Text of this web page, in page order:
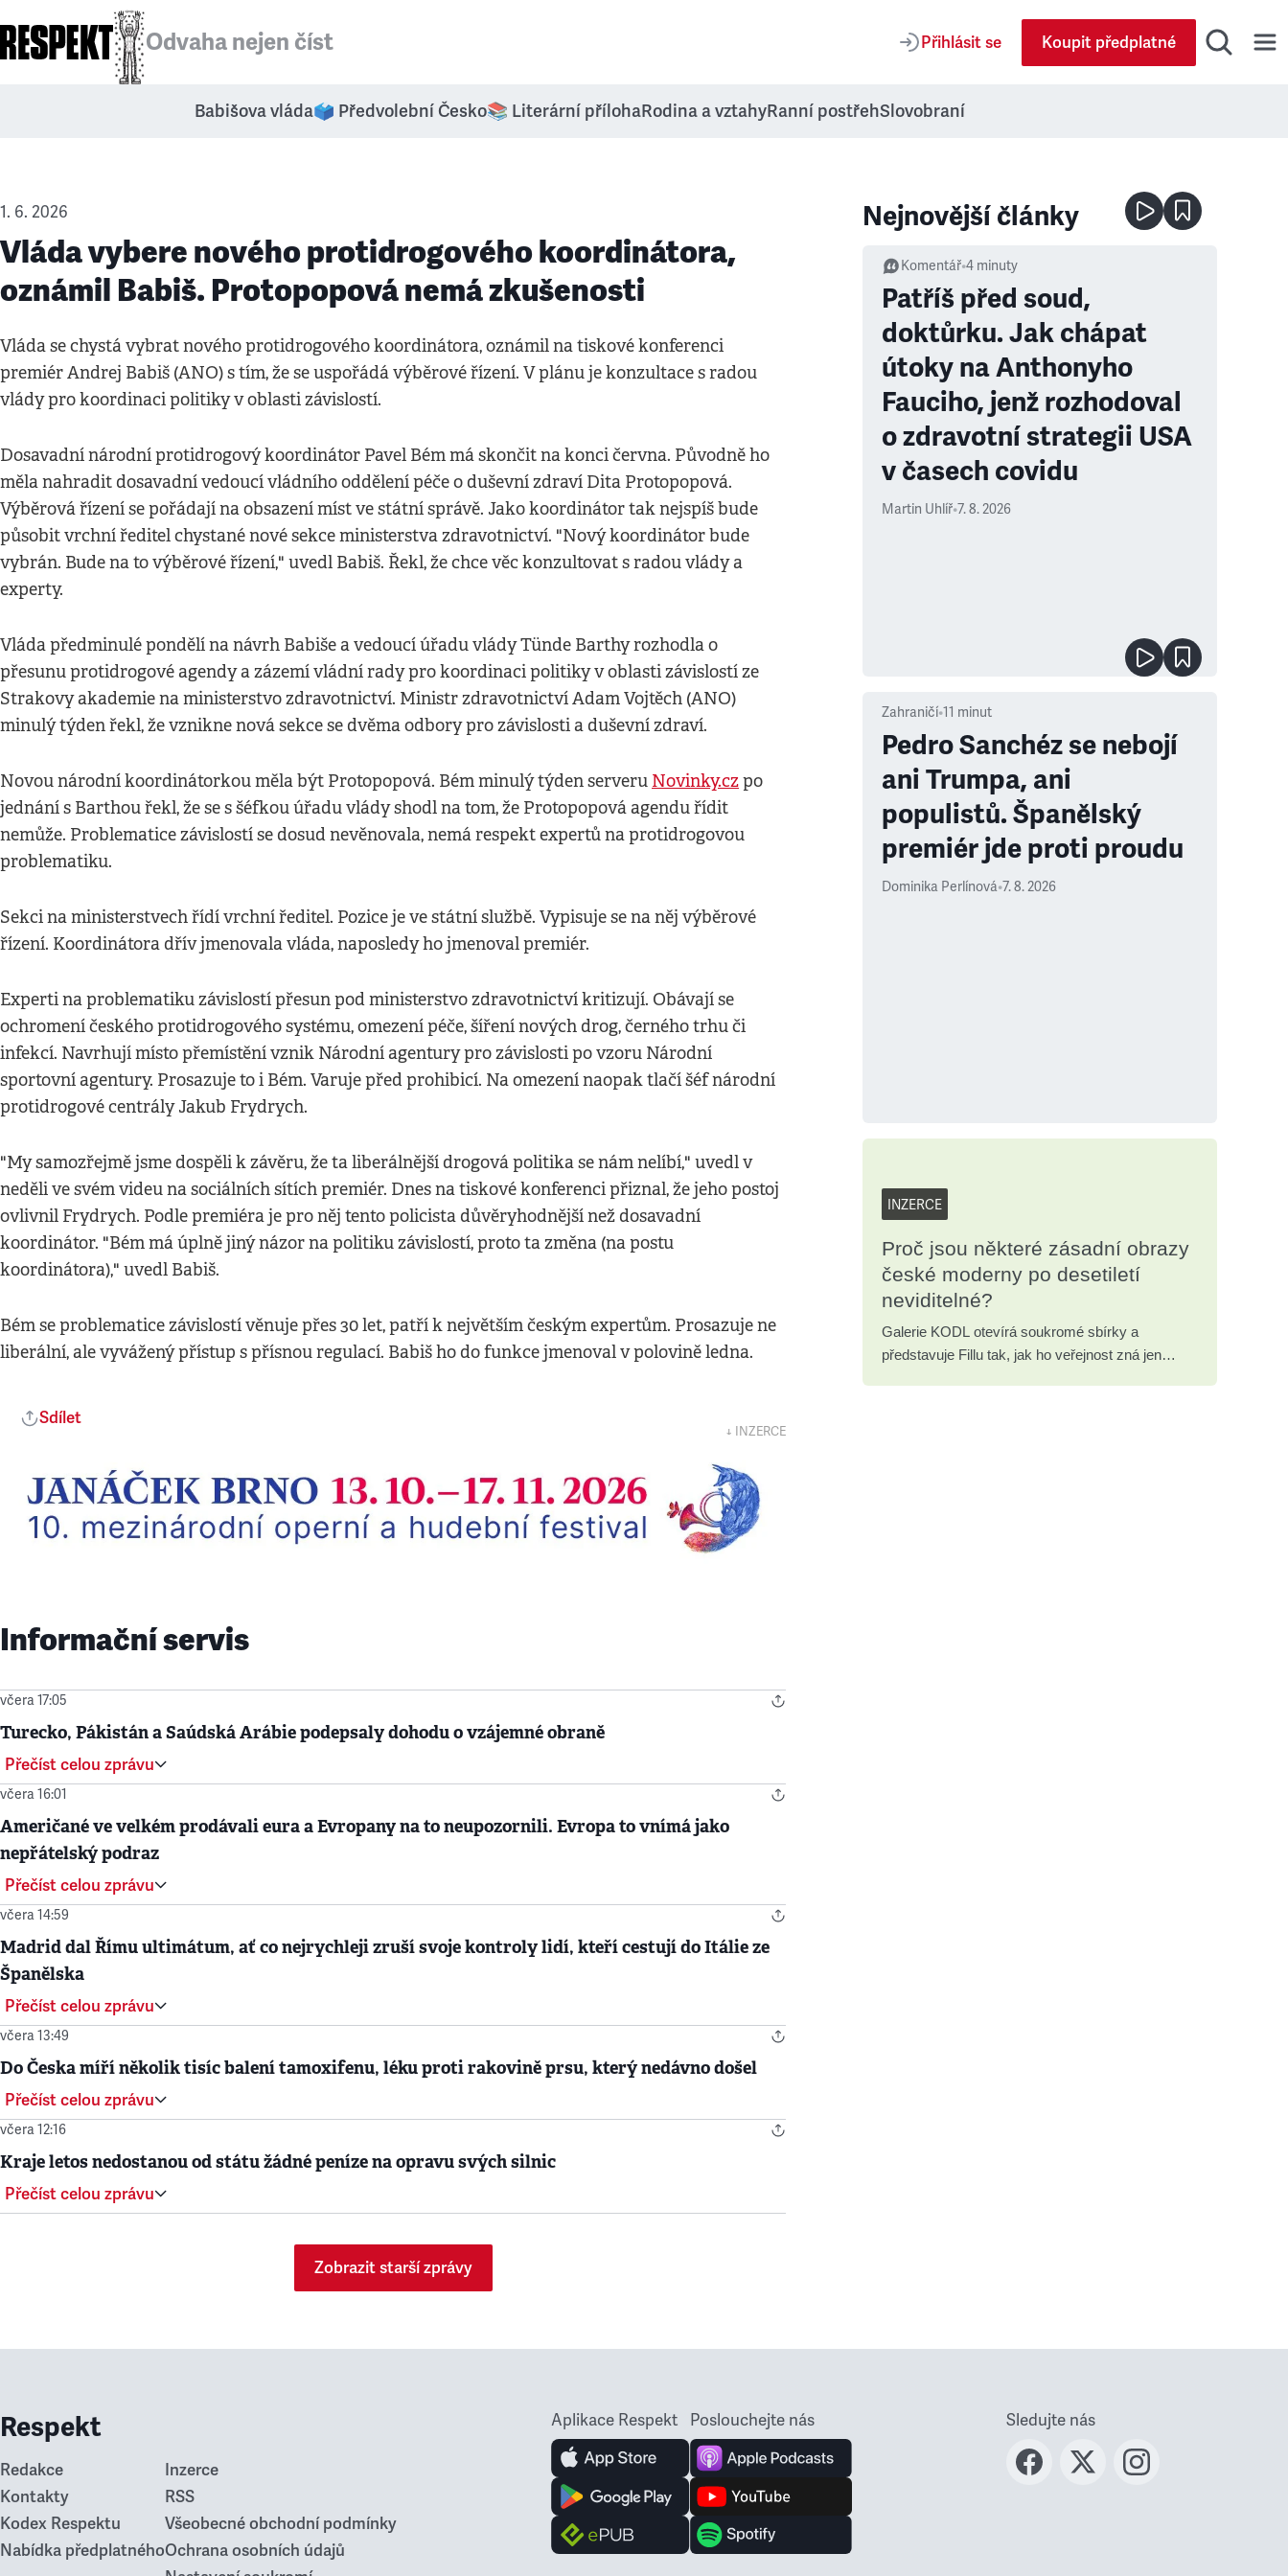
Odvaha nejen číst Přihlásit se Koupit předplatné
Babišova vláda🗳️ Předvolební Česko📚 Literární přílohaRodina a vztahyRanní postřehSlovobraní
1. 6. 2026
Vláda vybere nového protidrogového koordinátora,
oznámil Babiš. Protopopová nemá zkušenosti
Vláda se chystá vybrat nového protidrogového koordinátora, oznámil na tiskové konferenci
premiér Andrej Babiš (ANO) s tím, že se uspořádá výběrové řízení. V plánu je konzultace s radou
vlády pro koordinaci politiky v oblasti závislostí.
Dosavadní národní protidrogový koordinátor Pavel Bém má skončit na konci června. Původně ho
měla nahradit dosavadní vedoucí vládního oddělení péče o duševní zdraví Dita Protopopová.
Výběrová řízení se pořádají na obsazení míst ve státní správě. Jako koordinátor tak nejspíš bude
působit vrchní ředitel chystané nové sekce ministerstva zdravotnictví. "Nový koordinátor bude
vybrán. Bude na to výběrové řízení," uvedl Babiš. Řekl, že chce věc konzultovat s radou vlády a
experty.
Vláda předminulé pondělí na návrh Babiše a vedoucí úřadu vlády Tünde Barthy rozhodla o
přesunu protidrogové agendy a zázemí vládní rady pro koordinaci politiky v oblasti závislostí ze
Strakovy akademie na ministerstvo zdravotnictví. Ministr zdravotnictví Adam Vojtěch (ANO)
minulý týden řekl, že vznikne nová sekce se dvěma odbory pro závislosti a duševní zdraví.
Novou národní koordinátorkou měla být Protopopová. Bém minulý týden serveru Novinky.czpo
jednání s Barthou řekl, že se s šéfkou úřadu vlády shodl na tom, že Protopopová agendu řídit
nemůže. Problematice závislostí se dosud nevěnovala, nemá respekt expertů na protidrogovou
problematiku.
Sekci na ministerstvech řídí vrchní ředitel. Pozice je ve státní službě. Vypisuje se na něj výběrové
řízení. Koordinátora dřív jmenovala vláda, naposledy ho jmenoval premiér.
Experti na problematiku závislostí přesun pod ministerstvo zdravotnictví kritizují. Obávají se
ochromení českého protidrogového systému, omezení péče, šíření nových drog, černého trhu či
infekcí. Navrhují místo přemístění vznik Národní agentury pro závislosti po vzoru Národní
sportovní agentury. Prosazuje to i Bém. Varuje před prohibicí. Na omezení naopak tlačí šéf národní
protidrogové centrály Jakub Frydrych.
"My samozřejmě jsme dospěli k závěru, že ta liberálnější drogová politika se nám nelíbí," uvedl v
neděli ve svém videu na sociálních sítích premiér. Dnes na tiskové konferenci přiznal, že jeho postoj
ovlivnil Frydrych. Podle premiéra je pro něj tento policista důvěryhodnější než dosavadní
koordinátor. "Bém má úplně jiný názor na politiku závislostí, proto ta změna (na postu
koordinátora)," uvedl Babiš.
Bém se problematice závislostí věnuje přes 30 let, patří k největším českým expertům. Prosazuje ne
liberální, ale vyvážený přístup s přísnou regulací. Babiš ho do funkce jmenoval v polovině ledna.
Sdílet
↓ INZERCE
Informační servis
včera 17:05
Turecko, Pákistán a Saúdská Arábie podepsaly dohodu o vzájemné obraně
Přečíst celou zprávu
včera 16:01
Američané ve velkém prodávali eura a Evropany na to neupozornili. Evropa to vnímá jako
nepřátelský podraz
Přečíst celou zprávu
včera 14:59
Madrid dal Římu ultimátum, ať co nejrychleji zruší svoje kontroly lidí, kteří cestují do Itálie ze
Španělska
Přečíst celou zprávu
včera 13:49
Do Česka míří několik tisíc balení tamoxifenu, léku proti rakovině prsu, který nedávno došel
Přečíst celou zprávu
včera 12:16
Kraje letos nedostanou od státu žádné peníze na opravu svých silnic
Přečíst celou zprávu
Zobrazit starší zprávy
Nejnovější články
Komentář•4 minuty
Patříš před soud,
doktůrku. Jak chápat
útoky na Anthonyho
Fauciho, jenž rozhodoval
o zdravotní strategii USA
v časech covidu
Martin Uhlíř•7. 8. 2026
Zahraničí•11 minut
Pedro Sanchéz se nebojí
ani Trumpa, ani
populistů. Španělský
premiér jde proti proudu
Dominika Perlínová•7. 8. 2026
INZERCE
Proč jsou některé zásadní obrazy
české moderny po desetiletí
neviditelné?
Galerie KODL otevírá soukromé sbírky a
představuje Fillu tak, jak ho veřejnost zná jen
Respekt
Redakce
Kontakty
Kodex Respektu
Nabídka předplatného
Inzerce
RSS
Všeobecné obchodní podmínky
Ochrana osobních údajů
Aplikace Respekt Poslouchejte nás Sledujte nás